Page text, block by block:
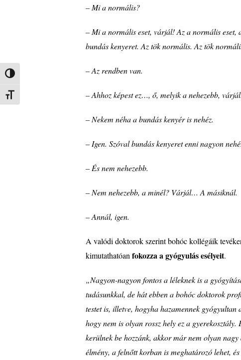
Nagy kontraszt váltása
Betűméret váltása
– Mi a normális?
– Mi a normális eset, várjál! Az a normális
bundás kenyeret. Az tök normális. Az tök normá
– Az rendben van.
– Ahhoz képest ez…, ő, melyik a nehezebb, várjá
– Nekem néha a bundás kenyér is nehéz.
– Igen. Szóval bundás kenyeret enni nagyon nehé
–És nem nehezebb.
– Nem nehezebb, a minél? Várjál… A másiknál.
– Annál, igen.
A valódi doktorok szerint bohóc kollégáik
kimutathatóanfokozza a gyógyulás esélyeit.
„Nagyon-nagyon fontos a léleknek is a gyó
tudásunkkal, de hát ebben a bohóc doktorok
testet is, illetve, hogyha hazamennek gyógyultan
hogy nem is olyan rossz hely ez a gyerekosztály.
kerülnek be hozzánk, akkor már nem olyan nagy
élmény, a felnőtt korban is meghatározó lehet, é